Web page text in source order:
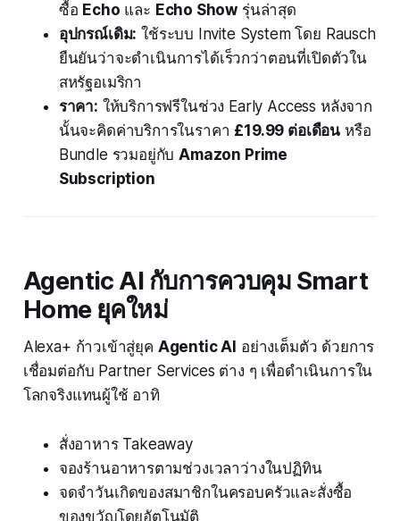
ซื้อ Echo และ Echo Show รุ่นล่าสุด
อุปกรณ์เดิม: ใช้ระบบ Invite System โดย Rausch
ยืนยันว่าจะดำเนินการได้เร็วกว่าตอนที่เปิดตัวใน
สหรัฐอเมริกา
ราคา: ให้บริการฟรีในช่วง Early Access หลังจาก
นั้นจะคิดค่าบริการในราคา £19.99 ต่อเดือน หรือ
Bundle รวมอยู่กับAmazon Prime
Subscription
Agentic AI กับการควบคุม Smart
Home ยุคใหม่
Alexa+ ก้าวเข้าสู่ยุค Agentic AI อย่างเต็มตัว ด้วยการ
เชื่อมต่อกับ Partner Services ต่าง ๆ เพื่อดำเนินการใน
โลกจริงแทนผู้ใช้ อาทิ
สั่งอาหาร Takeaway
จองร้านอาหารตามช่วงเวลาว่างในปฏิทิน
จดจำวันเกิดของสมาชิกในครอบครัวและสั่งซื้อ
ของขวัญโดยอัตโนมัติ